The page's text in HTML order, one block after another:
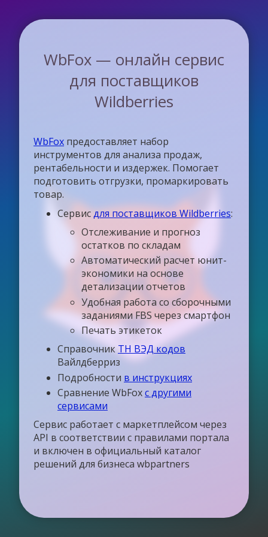
WbFox — онлайн сервис
для поставщиков
Wildberries
WbFox предоставляет набор
инструментов для анализа продаж,
рентабельности и издержек. Помогает
подготовить отгрузки, промаркировать
товар.
Сервисдля поставщиков Wildberries:
Отслеживание и прогноз
остатков по складам
Автоматический расчет юнит-
экономики на основе
детализации отчетов
Удобная работа со сборочными
заданиями FBS через смартфон
Печать этикеток
Справочник ТН ВЭД кодов
Вайлдберриз
Подробности в инструкциях
Сравнение WbFoxс другими
сервисами
Сервис работает с маркетплейсом через
API в соответствии с правилами портала
и включен в официальный каталог
решений для бизнеса wbpartners